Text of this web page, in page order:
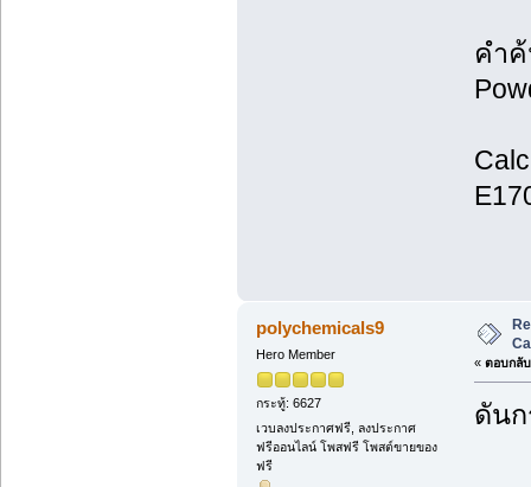
คำค้
polychemicals9
Hero Member
กระทู้: 6627
เวบลงประกาศฟรี, ลงประกาศ
ฟรีออนไลน์ โพสฟรี โพสต์ขายของ
ฟรี
« ตอบกลั
ดัน